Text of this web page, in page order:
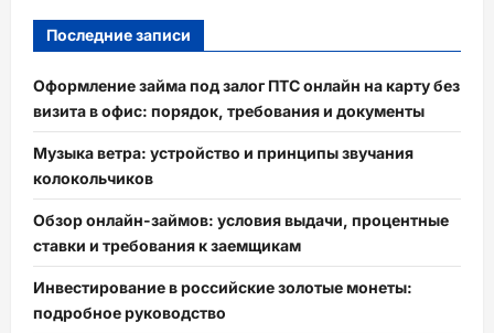
Последние записи
Оформление займа под залог ПТС онлайн на карту без
визита в офис: порядок, требования и документы
Музыка ветра: устройство и принципы звучания
колокольчиков
Обзор онлайн-займов: условия выдачи, процентные
ставки и требования к заемщикам
Инвестирование в российские золотые монеты:
подробное руководство